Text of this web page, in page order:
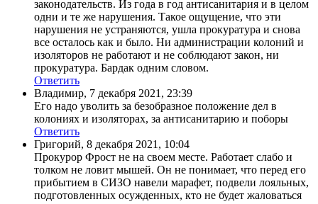
законодательств. Из года в год антисанитария и в целом
одни и те же нарушения. Такое ощущение, что эти
нарушения не устраняются, ушла прокуратура и снова
все осталось как и было. Ни администрации колоний и
изоляторов не работают и не соблюдают закон, ни
прокуратура. Бардак одним словом.
Ответить
Владимир, 7 декабря 2021, 23:39
Его надо уволить за безобразное положение дел в
колониях и изоляторах, за антисанитарию и поборы
Ответить
Григорий, 8 декабря 2021, 10:04
Прокурор Фрост не на своем месте. Работает слабо и
толком не ловит мышей. Он не понимает, что перед его
прибытием в СИЗО навели марафет, подвели лояльных,
подготовленных осужденных, кто не будет жаловаться